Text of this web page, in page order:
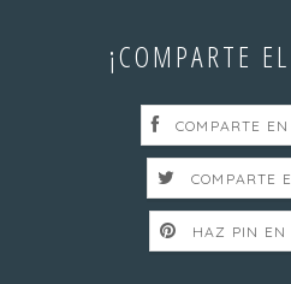
¡COMPARTE
COMPARTE
COMPARTE
HAZ PIN EN